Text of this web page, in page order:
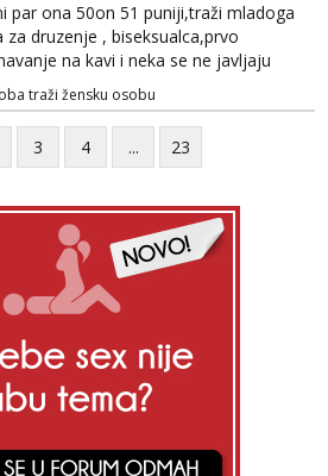
par ona 50on 51 puniji,traži mladoga
za druzenje , biseksualca,prvo
na kavi i neka se ne javljaju
30 godina
traži žensku osobu
3 4 ... 23